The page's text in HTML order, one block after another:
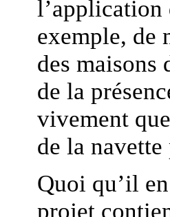
l’application
exemple, de
des maisons
de la
vivement
de la
Quoi qu’il
projet